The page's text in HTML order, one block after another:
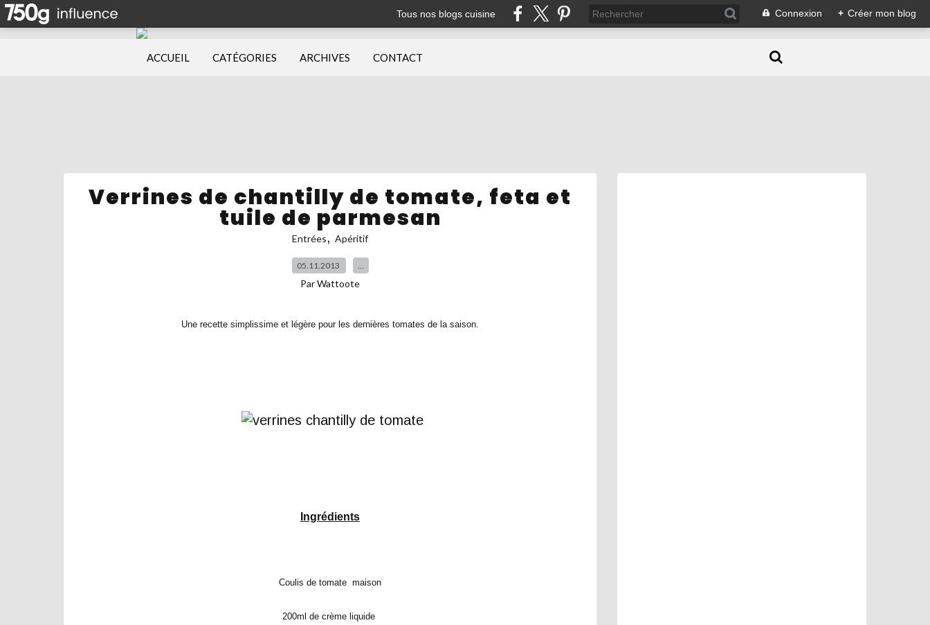
Tous nos blogs cuisine Connexion + Créer mon blog
ACCUEIL CATÉGORIES ARCHIVES CONTACT
Verrines de chantilly de tomate, feta et
tuile de parmesan
Entrées, Apéritif
05.11.2013 …
Par Wattoote
Une recette simplissime et légère pour les dernières tomates de la saison.
Ingrédients
Coulis de tomate maison
200ml de crème liquide